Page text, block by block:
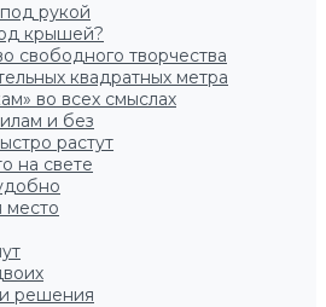
рукой
крышей?
свободного творчества
квадратных метра
во всех смыслах
и без
растут
на свете
место
решения